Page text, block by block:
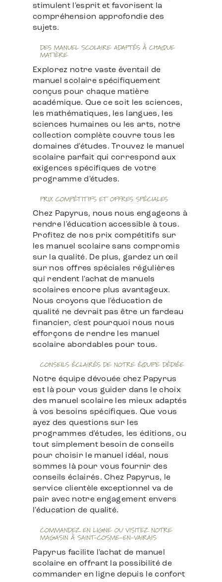
stimulent l'esprit et favorisent la
compréhension approfondie des
sujets.
DES MANUEL SCOLAIRE ADAPTÉS À CHAQUE
MATIÈRE
Explorez notre vaste éventail de
manuel scolaire spécifiquement
conçus pour chaque matière
académique. Que ce soit les sciences,
les mathématiques, les langues, les
sciences humaines ou les arts, notre
collection complète couvre tous les
domaines d'études. Trouvez le manuel
scolaire parfait qui correspond aux
exigences spécifiques de votre
programme d'études.
PRIX COMPÉTITIFS ET OFFRES SPÉCIALES
Chez Papyrus, nous nous engageons à
rendre l'éducation accessible à tous.
Profitez de nos prix compétitifs sur
les manuel scolaire sans compromis
sur la qualité. De plus, gardez un œil
sur nos offres spéciales régulières
qui rendent l'achat de manuels
scolaires encore plus avantageux.
Nous croyons que l'éducation de
qualité ne devrait pas être un fardeau
financier, c'est pourquoi nous nous
efforçons de rendre les manuel
scolaire abordables pour tous.
CONSEILS ÉCLAIRÉS DE NOTRE ÉQUIPE DÉDIÉE
Notre équipe dévouée chez Papyrus
est là pour vous guider dans le choix
des manuel scolaire les mieux adaptés
à vos besoins spécifiques. Que vous
ayez des questions sur les
programmes d'études, les éditions, ou
tout simplement besoin de conseils
pour choisir le manuel idéal, nous
sommes là pour vous fournir des
conseils éclairés. Chez Papyrus, le
service clientèle exceptionnel va de
pair avec notre engagement envers
l'éducation de qualité.
COMMANDEZ EN LIGNE OU VISITEZ NOTRE
MAGASIN À SAINT-COSME-EN-VAIRAIS
Papyrus facilite l'achat de manuel
scolaire en offrant la possibilité de
commander en ligne depuis le confort